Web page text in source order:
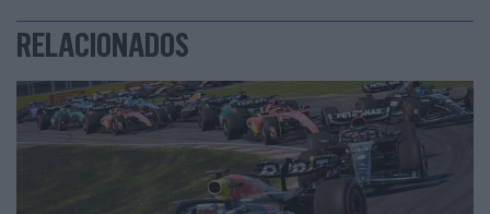
RELACIONADOS